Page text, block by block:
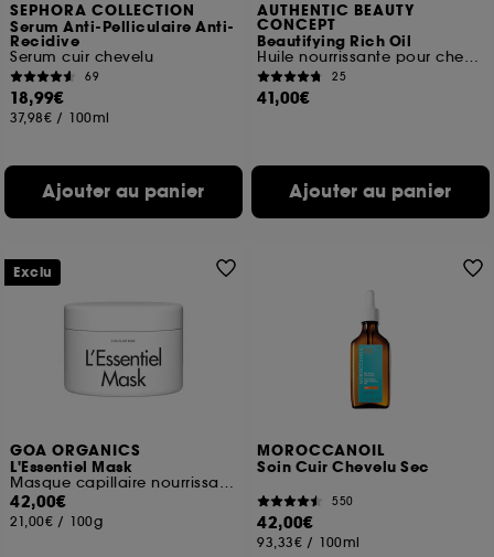
SEPHORA COLLECTION
Serum Anti-Pelliculaire Anti-
Recidive
Serum cuir chevelu
69
18,99€
37,98€ / 100ml
Ajouter au panier
AUTHENTIC BEAUTY
CONCEPT
Beautifying Rich Oil
Huile nourrissante pour cheveux brillants et lisses
25
41,00€
Ajouter au panier
GOA ORGANICS
L'Essentiel Mask
Masque capillaire nourrissant pour cheveux épais
42,00€
21,00€ / 100g
Exclu
MOROCCANOIL
Soin Cuir Chevelu Sec
550
42,00€
93,33€ / 100ml